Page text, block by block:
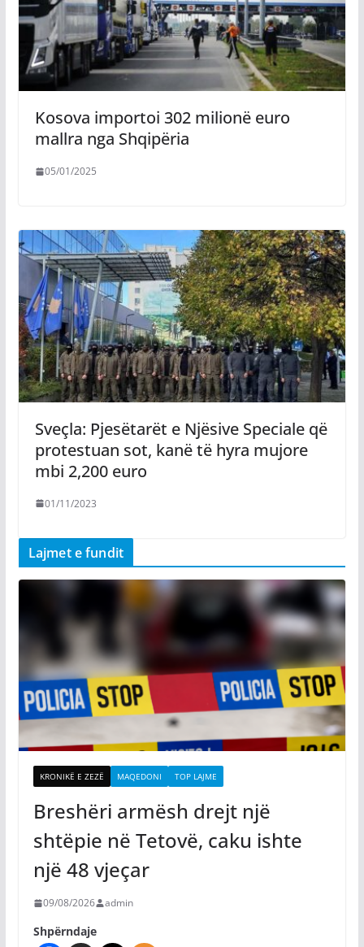
Kosova importoi 302 milionë euro
mallra nga Shqipëria
05/01/2025
Sveçla: Pjesëtarët e Njësive Speciale që
protestuan sot, kanë të hyra mujore
mbi 2,200 euro
01/11/2023
Lajmet e fundit
KRONIKË E ZEZË MAQEDONI TOP LAJME
Breshëri armësh drejt një
shtëpie në Tetovë, caku ishte
një 48 vjeçar
09/08/2026 admin
Shpërndaje